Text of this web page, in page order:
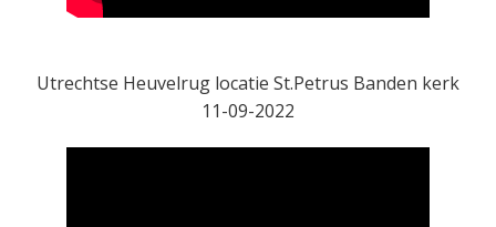
Utrechtse Heuvelrug locatie St.Petrus Banden kerk
11-09-2022